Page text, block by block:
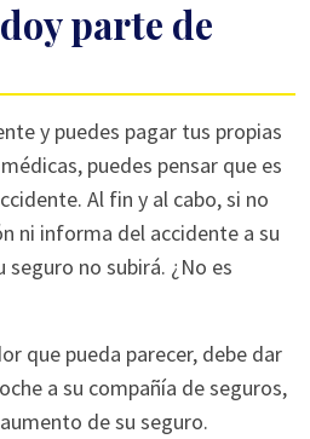
parte de
y puedes pagar tus propias
puedes pensar que es
Al fin y al cabo, si no
ni informa del accidente a su
seguro no subirá. ¿No es
que pueda parecer, debe dar
a su compañía de seguros,
de su seguro.